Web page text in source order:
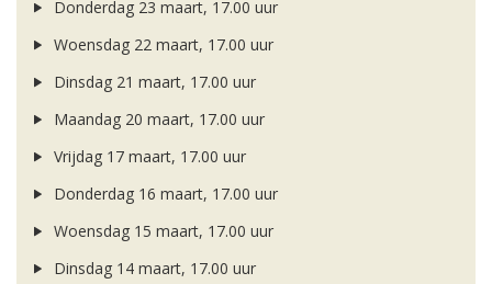
Donderdag 23 maart, 17.00 uur
Woensdag 22 maart, 17.00 uur
Dinsdag 21 maart, 17.00 uur
Maandag 20 maart, 17.00 uur
Vrijdag 17 maart, 17.00 uur
Donderdag 16 maart, 17.00 uur
Woensdag 15 maart, 17.00 uur
Dinsdag 14 maart, 17.00 uur